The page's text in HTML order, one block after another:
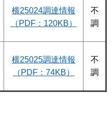
横25024調達情報
（PDF：120KB）
不
調
横25025調達情報
（PDF：74KB）
不
調